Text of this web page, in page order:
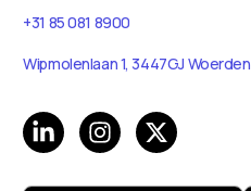
+31 85 081 8900
Wipmolenlaan 1, 3447GJ Woerden